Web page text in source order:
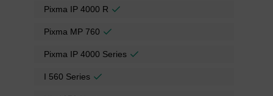
Pixma IP 4000 R
Pixma MP 760
Pixma IP 4000 Series
I 560 Series